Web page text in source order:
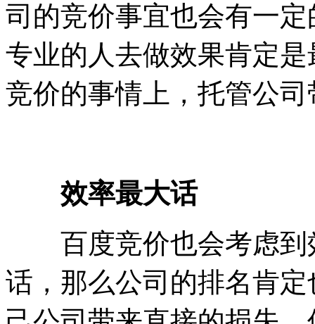
司的竞价事宜也会有一
专业的人去做效果肯定
竞价的事情上，托管公
效率最大话
百度竞价也会考虑到
话，那么公司的排名肯